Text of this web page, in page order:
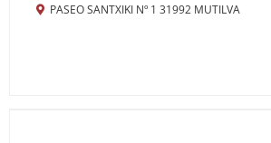
PASEO SANTXIKI Nº 1 31992 MUTILVA